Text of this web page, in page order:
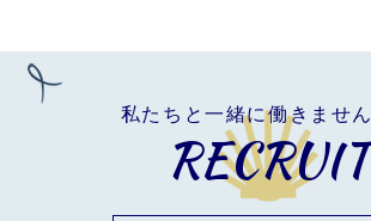
私たちと一緒に働きませ
RECRUIT